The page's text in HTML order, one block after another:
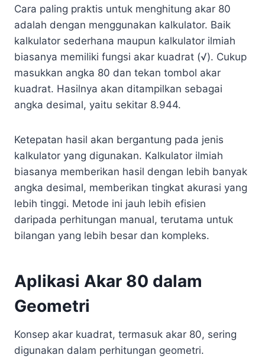
Cara paling praktis untuk menghitung akar 80
adalah dengan menggunakan kalkulator. Baik
kalkulator sederhana maupun kalkulator ilmiah
biasanya memiliki fungsi akar kuadrat (√). Cukup
masukkan angka 80 dan tekan tombol akar
kuadrat. Hasilnya akan ditampilkan sebagai
angka desimal, yaitu sekitar 8.944.
Ketepatan hasil akan bergantung pada jenis
kalkulator yang digunakan. Kalkulator ilmiah
biasanya memberikan hasil dengan lebih banyak
angka desimal, memberikan tingkat akurasi yang
lebih tinggi. Metode ini jauh lebih efisien
daripada perhitungan manual, terutama untuk
bilangan yang lebih besar dan kompleks.
Aplikasi Akar 80 dalam
Geometri
Konsep akar kuadrat, termasuk akar 80, sering
digunakan dalam perhitungan geometri.